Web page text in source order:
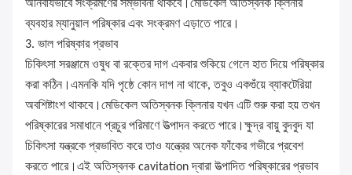
অনিবার্যভাবে সংক্রমণের সম্ভাবনা থাকবে।মেডিকেল অতিস্বনক ক্লিনার
ব্যবহার ম্যানুয়াল পরিষ্কার এবং সংক্রমণ এড়াতে পারে।
3. ভাল পরিষ্কার প্রভাব
চিকিৎসা সরঞ্জামে ওষুধ বা রক্তের দাগ একবার শুকিয়ে গেলে হাত দিয়ে পরিষ্কার
করা কঠিন।এমনকি যদি পৃষ্ঠে কোন দাগ না থাকে, তবুও একগুঁয়ে ব্যাকটেরিয়া
অবশিষ্টাংশ থাকবে।মেডিকেল অতিস্বনক ক্লিনার যখন এটি শুরু করা হয় তখন
পরিষ্কারের সমাধানে প্রচুর পরিমাণে উত্পাদন করতে পারে।ক্ষুদ্র বায়ু বুদবুদ যা
চিকিৎসা যন্ত্রকে প্রভাবিত করে তাও যন্ত্রের অনেক ফাঁকের গভীরে প্রবেশ
করতে পারে।এই অতিস্বনক cavitation দ্বারা উত্পাদিত পরিষ্কারের প্রভাব